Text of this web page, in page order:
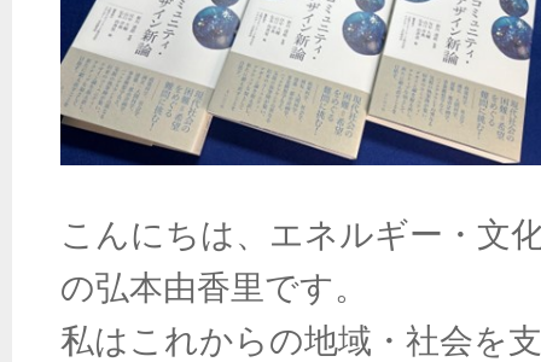
こんにちは、エネルギー・文
の弘本由香里です。
私はこれからの地域・社会を